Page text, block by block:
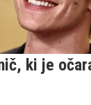
ki je